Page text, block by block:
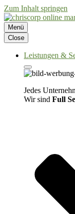
Zum Inhalt springen
Menü
Close
Leistungen &
Jedes
Wir sind Full